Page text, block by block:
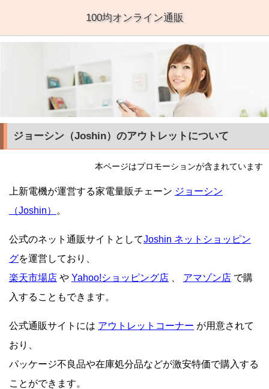
100均オンライン通販
ジョーシン（Joshin）のアウトレットについて
本ページはプロモーションが含まれています
上新電機が運営する家電量販チェーン ジョーシン
（Joshin）
。
公式のネット通販サイトとしてJoshin ネットショッピン
グを運営しており、
楽天市場店 や Yahoo!ショッピング店 アマゾン店 で購
入することもできます。
公式通販サイトには アウトレットコーナー が用意されて
おり、
パッケージ不良品や在庫処分品などが激安特価で購入する
ことができます。